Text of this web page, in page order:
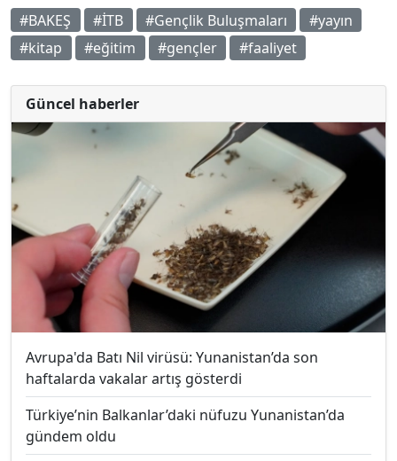
#BAKEŞ #İTB #Gençlik Buluşmaları
#yayın
#kitap
#eğitim #gençler #faaliyet
Güncel haberler
Avrupa'da Batı Nil virüsü: Yunanistan’da son
haftalarda vakalar artış gösterdi
Türkiye’nin Balkanlar’daki nüfuzu Yunanistan’da
gündem oldu